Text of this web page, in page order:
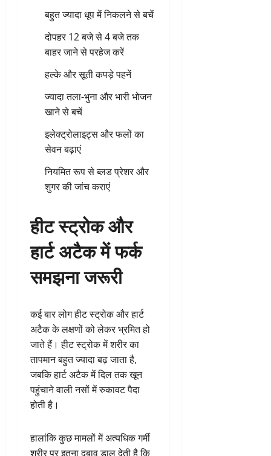
बहुत ज्यादा धूप में निकलने से बचें
दोपहर 12 बजे से 4 बजे तक
बाहर जाने से परहेज करें
हल्के और सूती कपड़े पहनें
ज्यादा तला-भुना और भारी भोजन
खाने से बचें
इलेक्ट्रोलाइट्स और फलों का
सेवन बढ़ाएं
नियमित रूप से ब्लड प्रेशर और
शुगर की जांच कराएं
हीट स्ट्रोक और
हार्ट अटैक में फर्क
समझना जरूरी
कई बार लोग हीट स्ट्रोक और हार्ट
अटैक के लक्षणों को लेकर भ्रमित हो
जाते हैं। हीट स्ट्रोक में शरीर का
तापमान बहुत ज्यादा बढ़ जाता है,
जबकि हार्ट अटैक में दिल तक खून
पहुंचाने वाली नसों में रुकावट पैदा
होती है।
हालांकि कुछ मामलों में अत्यधिक गर्मी
शरीर पर इतना दबाव डाल देती है कि